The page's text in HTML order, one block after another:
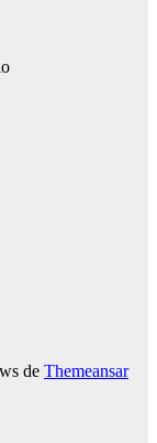
de Themeansar